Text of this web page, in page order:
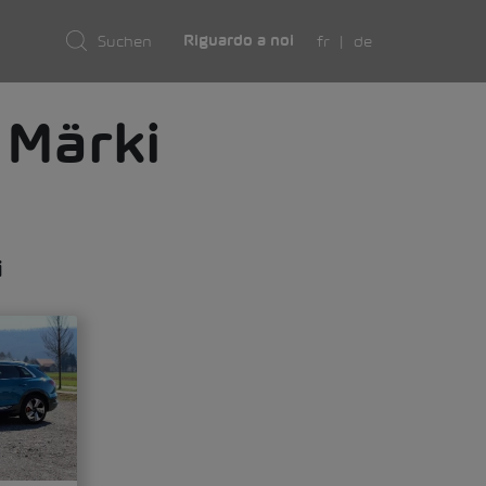
Riguardo a noi fr de